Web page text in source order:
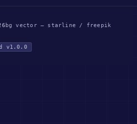
bg vector — starline / freepik
v1.0.0